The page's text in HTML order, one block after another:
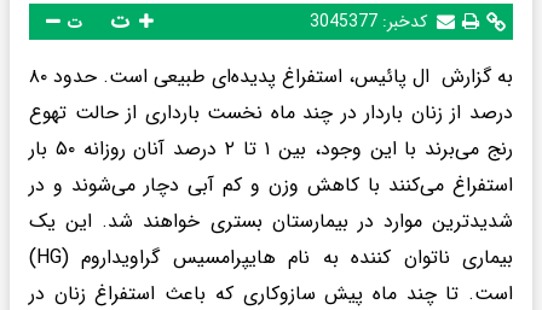
کدخبر: 3045377 ت
به گزارش ال پائیس، استفراغ پدیده‌ای طبیعی است. حدود ۸۰
درصد از زنان باردار در چند ماه نخست بارداری از حالت تهوع
رنج می‌برند با این وجود، بین ۱ تا ۲ درصد آنان روزانه ۵۰ بار
استفراغ می‌کنند با کاهش وزن و کم آبی دچار می‌شوند و در
شدیدترین موارد در بیمارستان بستری خواهند شد. این یک
بیماری ناتوان کننده به نام هایپرامسیس گراویداروم (HG)
است. تا چند ماه پیش سازوکاری که باعث استفراغ زنان در